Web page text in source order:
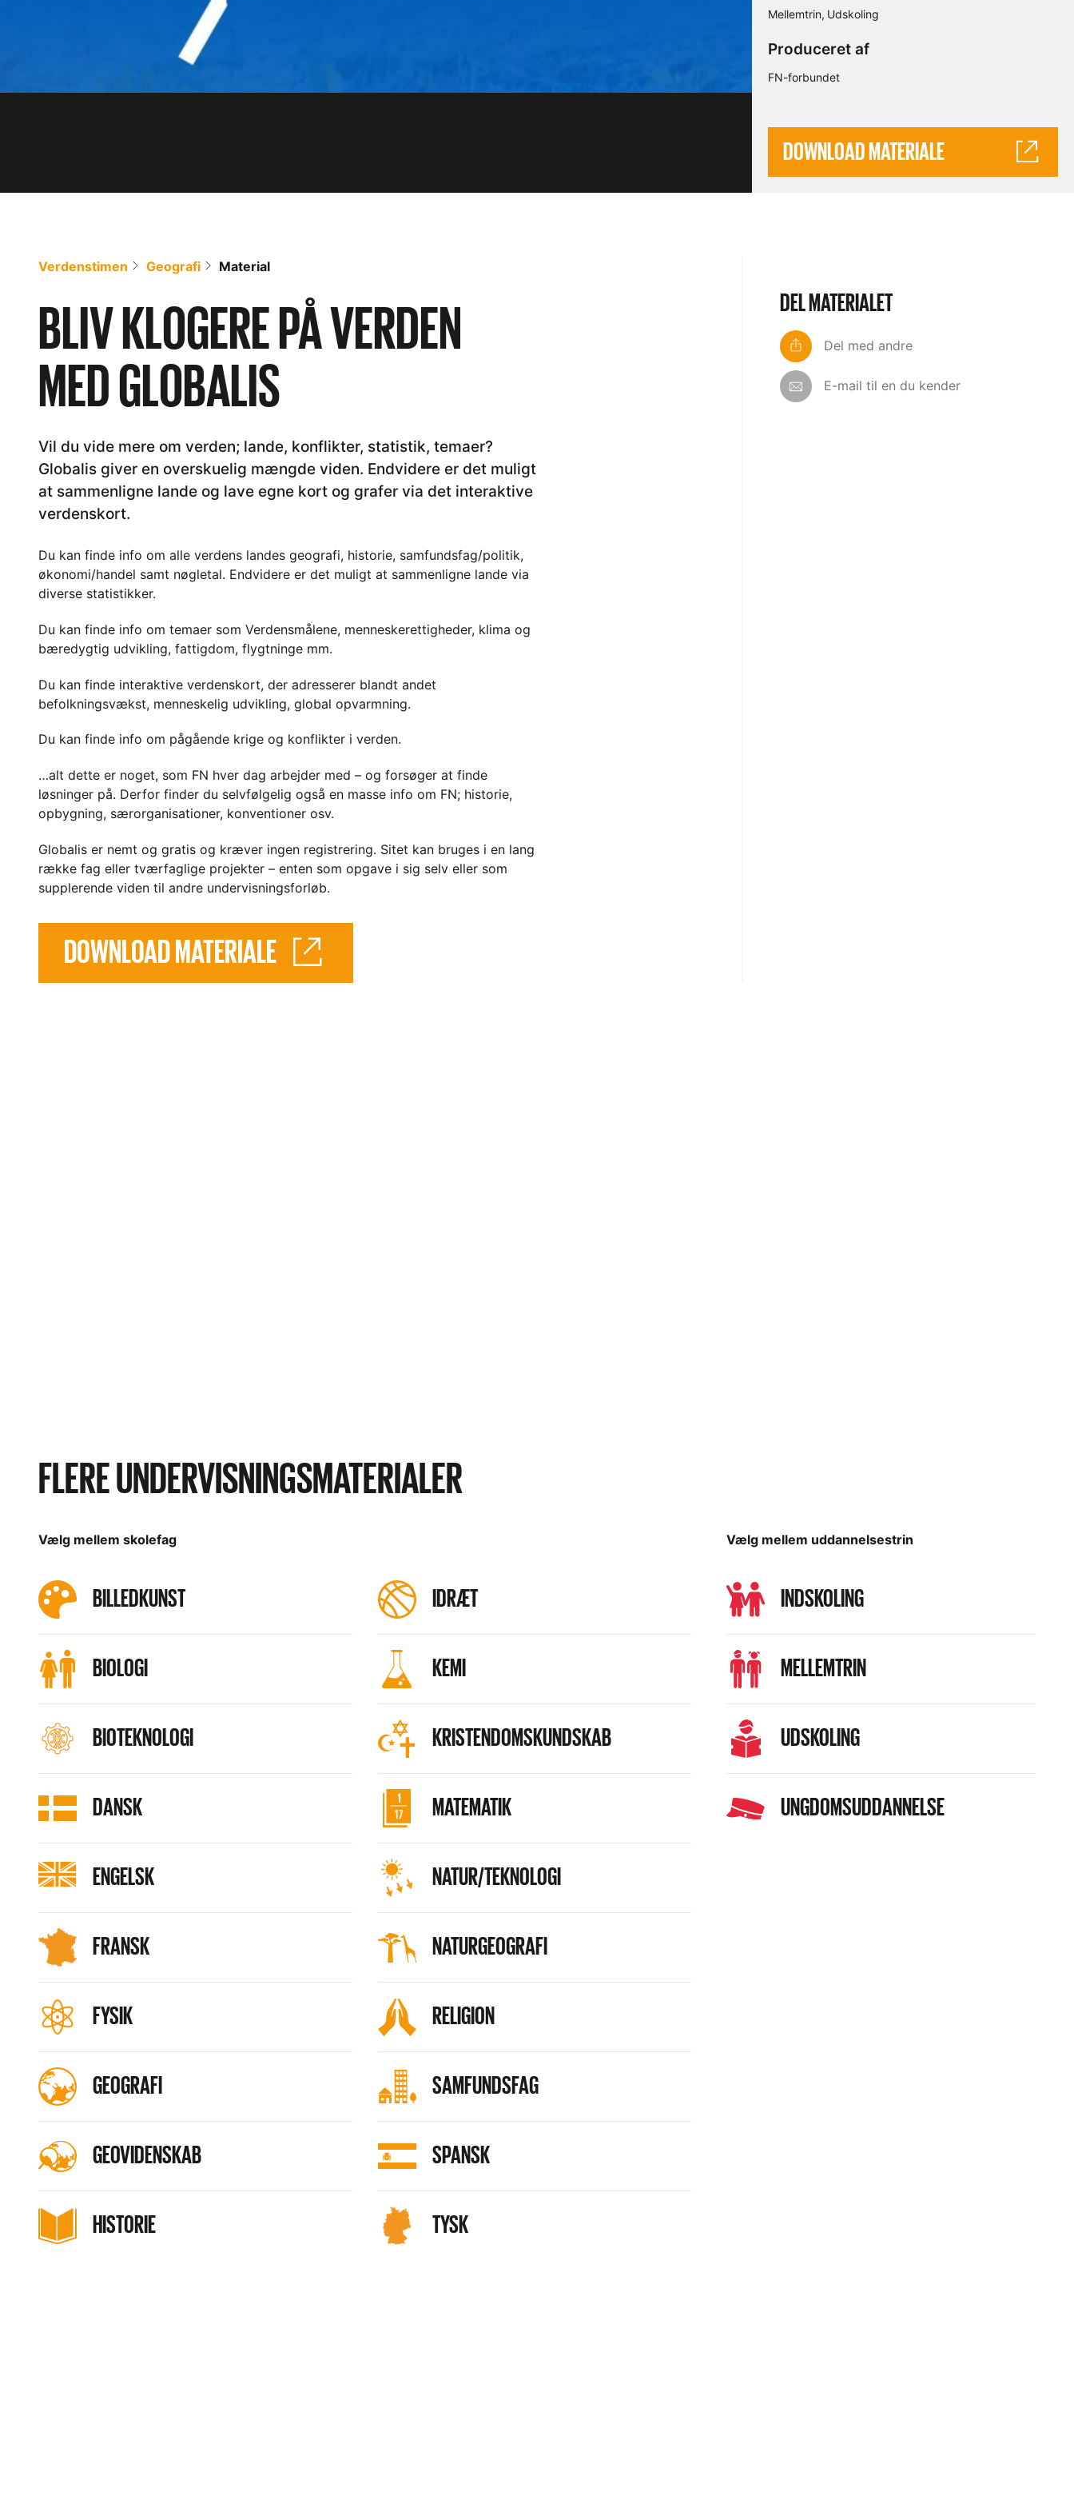
DOWNLOAD MATERIALE
Mellemtrin Udskoling
Produceret af
FN-forbundet
Verdenstimen Geografi Material
BLIV KLOGERE PÅ VERDEN
MED GLOBALIS
Vil du vide mere om verden; lande, konflikter, statistik, temaer?
Globalis giver en overskuelig mængde viden. Endvidere er det muligt
at sammenligne lande og lave egne kort og grafer via det interaktive
verdenskort.
Du kan finde info om alle verdens landes geografi, historie, samfundsfag/politik,
økonomi/handel samt nøgletal. Endvidere er det muligt at sammenligne lande via
diverse statistikker.
Du kan finde info om temaer som Verdensmålene, menneskerettigheder, klima og
bæredygtig udvikling, fattigdom, flygtninge mm.
Du kan finde interaktive verdenskort, der adresserer blandt andet
befolkningsvækst, menneskelig udvikling, global opvarmning.
Du kan finde info om pågående krige og konflikter i verden.
…alt dette er noget, som FN hver dag arbejder med – og forsøger at finde
løsninger på. Derfor finder du selvfølgelig også en masse info om FN; historie,
opbygning, særorganisationer, konventioner osv.
Globalis er nemt og gratis og kræver ingen registrering. Sitet kan bruges i en lang
række fag eller tværfaglige projekter – enten som opgave i sig selv eller som
supplerende viden til andre undervisningsforløb.
DOWNLOAD MATERIALE
DEL MATERIALET
Del med andre
E-mail til en du kender
FLERE UNDERVISNINGSMATERIALER
Vælg mellem skolefag
BILLEDKUNST
BIOLOGI
BIOTEKNOLOGI
DANSK
ENGELSK
FRANSK
FYSIK
GEOGRAFI
GEOVIDENSKAB
HISTORIE
IDRÆT
KEMI
KRISTENDOMSKUNDSKAB
MATEMATIK
NATUR/TEKNOLOGI
NATURGEOGRAFI
RELIGION
SAMFUNDSFAG
SPANSK
TYSK
Vælg mellem uddannelsestrin
INDSKOLING
MELLEMTRIN
UDSKOLING
UNGDOMSUDDANNELSE